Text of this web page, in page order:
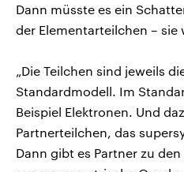
Dann müsste es ein
der Elementarteilchen –
„Die Teilchen sind jeweils
Standardmodell. Im
Beispiel Elektronen. Und
Partnerteilchen, das
Dann gibt es Partner zu den